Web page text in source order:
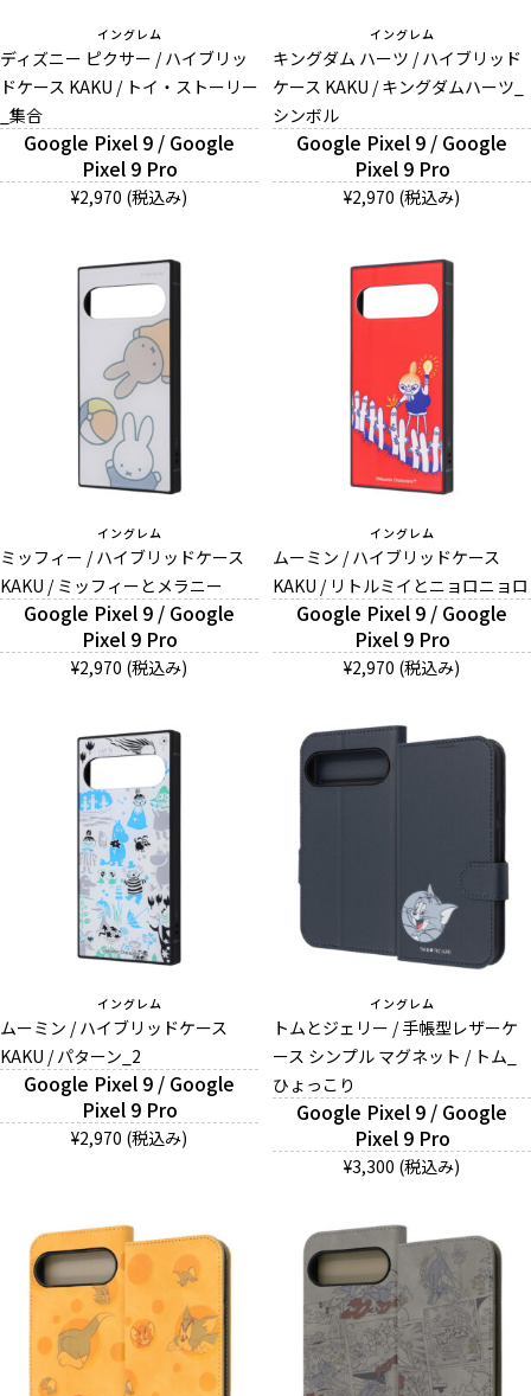
イングレム
ディズニー ピクサー / ハイブリッ
ドケース KAKU / トイ・ストーリー
_集合
Google Pixel 9 / Google
Pixel 9 Pro
¥2,970 (税込み)
イングレム
キングダム ハーツ / ハイブリッド
ケース KAKU / キングダムハーツ_
シンボル
Google Pixel 9 / Google
Pixel 9 Pro
¥2,970 (税込み)
イングレム
ミッフィー / ハイブリッドケース
KAKU / ミッフィーとメラニー
Google Pixel 9 / Google
Pixel 9 Pro
¥2,970 (税込み)
イングレム
ムーミン / ハイブリッドケース
KAKU / リトルミイとニョロニョロ
Google Pixel 9 / Google
Pixel 9 Pro
¥2,970 (税込み)
イングレム
ムーミン / ハイブリッドケース
KAKU / パターン_2
Google Pixel 9 / Google
Pixel 9 Pro
¥2,970 (税込み)
イングレム
トムとジェリー / 手帳型レザーケ
ース シンプル マグネット / トム_
ひょっこり
Google Pixel 9 / Google
Pixel 9 Pro
¥3,300 (税込み)